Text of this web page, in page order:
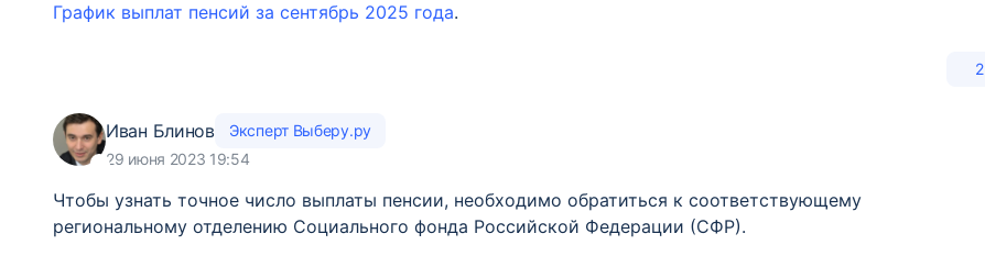
График выплат пенсий за сентябрь 2025 года.
2
Иван Блинов
Эксперт Выберу.ру
29 июня 2023 19:54
Чтобы узнать точное число выплаты пенсии, необходимо обратиться к соответствующему
региональному отделению Социального фонда Российской Федерации (СФР).